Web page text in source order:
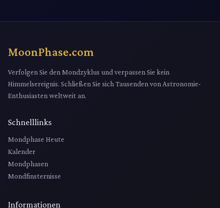
MoonPhase.com
Verfolgen Sie den Mondzyklus und verpassen Sie kein
Himmelsereignis. Schließen Sie sich Tausenden von Astronomie-
Enthusiasten weltweit an.
Schnelllinks
Mondphase Heute
Kalender
Mondphasen
Mondfinsternisse
Informationen